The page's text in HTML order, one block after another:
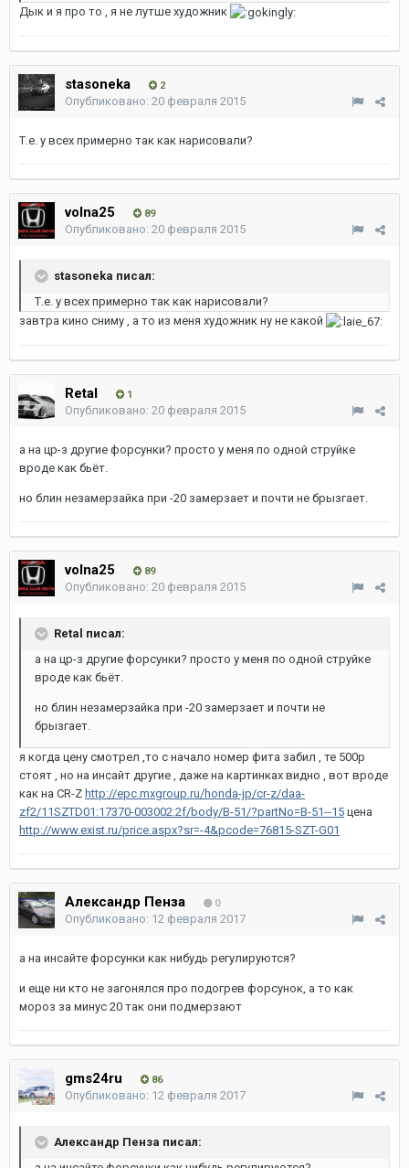
Дык и я про то , я не лутше художник
stasoneka 2
Опубликовано: 20 февраля 2015
Т.е. у всех примерно так как нарисовали?
volna25 89
Опубликовано: 20 февраля 2015
stasoneka писал:
Т.е. у всех примерно так как нарисовали?
завтра кино сниму , а то из меня художник ну не какой
Retal 1
Опубликовано: 20 февраля 2015
а на цр-з другие форсунки? просто у меня по одной струйке
вроде как бьёт.
но блин незамерзайка при -20 замерзает и почти не брызгает.
volna25 89
Опубликовано: 20 февраля 2015
Retal писал:
а на цр-з другие форсунки? просто у меня по одной струйке
вроде как бьёт.
но блин незамерзайка при -20 замерзает и почти не
брызгает.
я когда цену смотрел ,то с начало номер фита забил , те 500р
стоят , но на инсайт другие , даже на картинках видно , вот вроде
как на CR-Z http://epc.mxgroup.ru/honda-jp/cr-z/daa-
zf2/11SZTD01:17370-003002:2f/body/B-51/?partNo=B-51--15 цена
http://www.exist.ru/price.aspx?sr=-4&pcode=76815-SZT-G01
Александр Пенза 0
Опубликовано: 12 февраля 2017
а на инсайте форсунки как нибудь регулируются?
и еще ни кто не загонялся про подогрев форсунок, а то как
мороз за минус 20 так они подмерзают
gms24ru 86
Опубликовано: 12 февраля 2017
Александр Пенза писал: